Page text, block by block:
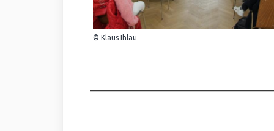
© Klaus Ihlau